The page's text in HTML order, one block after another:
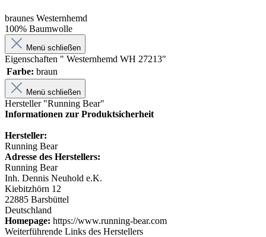
braunes Westernhemd
100% Baumwolle
Menü schließen
Eigenschaften " Westernhemd WH 27213"
Farbe: braun
Menü schließen
Hersteller "Running Bear"
Informationen zur Produktsicherheit
Hersteller:
Running Bear
Adresse des Herstellers:
Running Bear
Inh. Dennis Neuhold e.K.
Kiebitzhörn 12
22885 Barsbüttel
Deutschland
Homepage: https://www.running-bear.com
Weiterführende Links des Herstellers